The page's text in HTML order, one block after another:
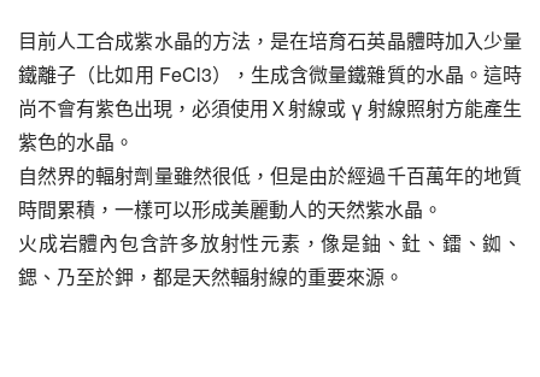
目前人工合成紫水晶的方法，是在培育石英晶體時加入少量
鐵離子（比如用 FeCl3），生成含微量鐵雜質的水晶。這時
尚不會有紫色出現，必須使用Ｘ射線或 γ 射線照射方能產生
紫色的水晶。
自然界的輻射劑量雖然很低，但是由於經過千百萬年的地質
時間累積，一樣可以形成美麗動人的天然紫水晶。
火成岩體內包含許多放射性元素，像是鈾、釷、鐳、銣、
鍶、乃至於鉀，都是天然輻射線的重要來源。